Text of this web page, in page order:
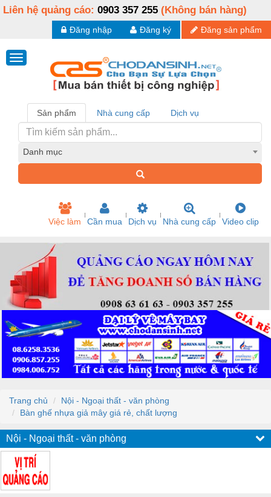
Liên hệ quảng cáo: 0903 357 255 (Không bán hàng)
Đăng sản phẩm
Đăng ký
Đăng nhập
Sản phẩm Nhà cung cấp Dịch vụ
Danh mục
Việc làm Cần mua Dịch vụ Nhà cung cấp Video clip
Trang chủ
Nội - Ngoại thất - văn phòng
Bàn ghế nhựa giả mây giá rẻ, chất lượng
Nội - Ngoại thất - văn phòng